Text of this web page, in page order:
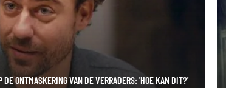
DE ONTMASKERING VAN DE VERRADERS: 'HOE KAN DIT?'